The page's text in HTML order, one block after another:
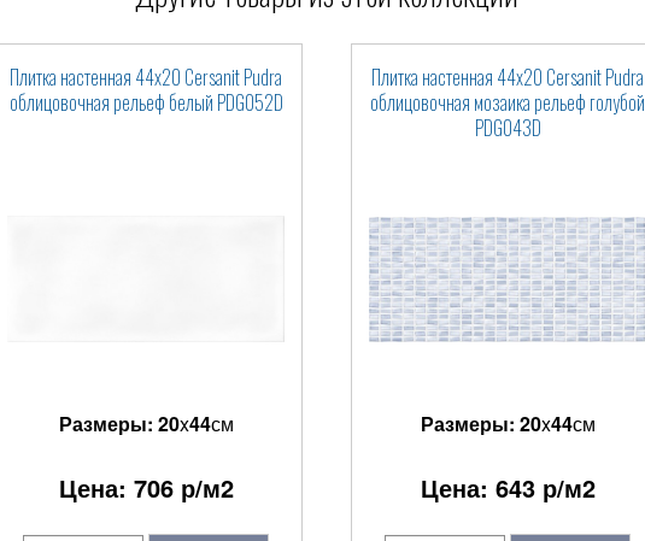
Плитка настенная 44x20 Cersanit Pudra
облицовочная рельеф белый PDG052D
Размеры: 20x44см
Цена: 706р/м2
Плитка настенная 44x20 Cersanit Pudra
облицовочная мозаика рельеф голубой
PDG043D
Размеры: 20x44см
Цена: 643р/м2